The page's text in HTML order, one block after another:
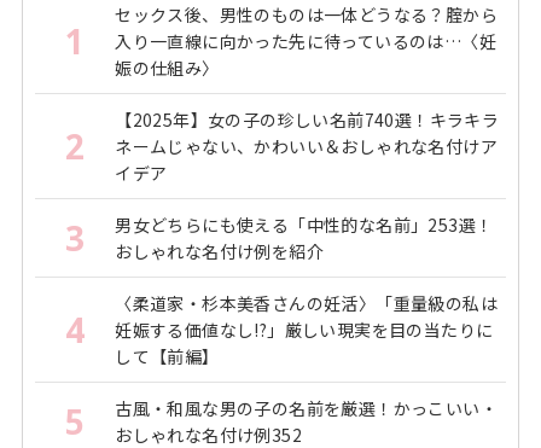
1
セックス後、男性のものは一体どうなる？腟から
入り一直線に向かった先に待っているのは…〈妊
娠の仕組み〉
2
【2025年】女の子の珍しい名前740選！キラキラ
ネームじゃない、かわいい＆おしゃれな名付けア
イデア
3
男女どちらにも使える「中性的な名前」253選！
おしゃれな名付け例を紹介
4
〈柔道家・杉本美香さんの妊活〉「重量級の私は
妊娠する価値なし!?」厳しい現実を目の当たりに
して【前編】
5
古風・和風な男の子の名前を厳選！かっこいい・
おしゃれな名付け例352